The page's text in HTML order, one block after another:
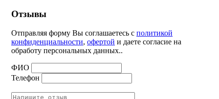
Отзывы
Отправляя форму Вы соглашаетесь с политикой
конфиденциальности, офертой и даете согласие на
обработу персональных данных..
ФИО
Телефон